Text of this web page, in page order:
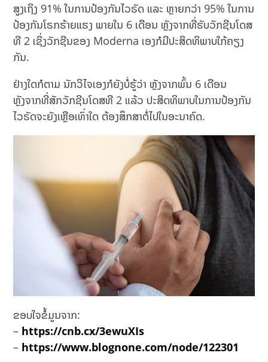
ສູງເຖິງ 91% ໃນການປ້ອງກັນໄວຣັດ ແລະ ຫຼາຍກວ່າ 95% ໃນການ
ປ້ອງກັນໂຣກຮ້າຍແຮງ ພາຍໃນ 6 ເດືອນ ຫຼັງຈາກທີ່ຮັບວັກຊີນໂດສ
ທີ 2 ເຊິ່ງວັກຊີນຂອງ Moderna ເອງກໍມີປະສິດທິພາບໃກ້ຄຽງ
ກັນ.
ຢ່າງໃດກໍຕາມ ນັກວິໄຈເອງກໍຍັງບໍ່ຮູ້ວ່າ ຫຼັງຈາກພົ້ນ 6 ເດືອນ
ຫຼັງຈາກທີ່ສັກວັກຊີນໂດສທີ 2 ແລ້ວ ປະສິດທິພາບໃນການປ້ອງກັນ
ໄວຣັດຈະຍັງເຫຼືອເທົ່າໃດ ຕ້ອງສຶກສາຕໍ່ໄປໃນອະນາຄົດ.
ຂອບໃຈຂໍ້ມູນຈາກ:
– https://cnb.cx/3ewuXIs
– https://www.blognone.com/node/122301